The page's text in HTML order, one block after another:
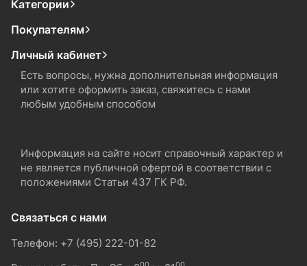
Категории
Покупателям
Личный кабинет
Есть вопросы, нужна дополнительная информация
или хотите оформить заказ, свяжитесь с нами
любым удобным способом
Информация на сайте носит справочный характер и
не является публичной офертой в соответствии с
положениями Статьи 437 ГК РФ.
Связаться с нами
Телефон: +7 (495) 222-01-82